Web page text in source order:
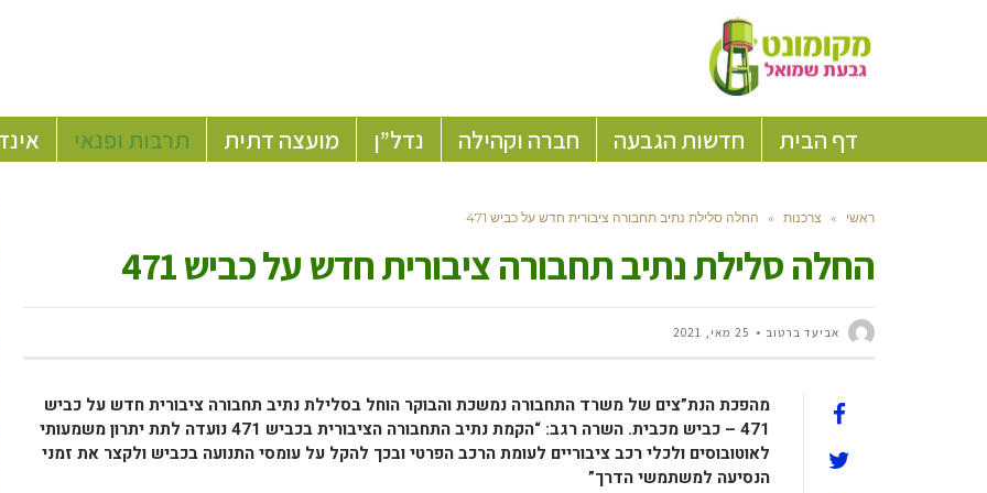
דף הבית חדשות הגבעה חברה וקהילה נדל”ן מועצה דתית תרבות ופנאי
ראשי » צרכנות » החלה סלילת נתיב תחבורה ציבורית חדש על כביש 471
החלה סלילת נתיב תחבורה ציבורית חדש על כביש 471
אביעד ברטוב 25 מאי, 2021
מהפכת הנת”צים שלמשרד התחבורה נמשכת והבוקר הוחל בסלילת נתיב תחבורה ציבורית חדש על כביש
471 – כביש מכבית.
השרה רגב: “הקמת נתיב התחבורה הציבורית בכביש 471 נועדה לתת יתרון משמעותי
לאוטובוסים ולכלי רכב ציבוריים לעומת הרכב הפרטי ובכך להקל על עומסי התנועה בכביש ולקצר את זמני
הנסיעה למשתמשי הדרך”